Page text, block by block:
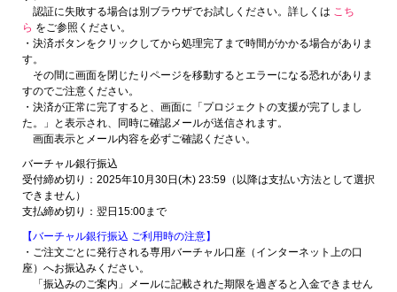
認証に失敗する場合は別ブラウザでお試しください。詳しくは こち
ら をご参照ください。
・決済ボタンをクリックしてから処理完了まで時間がかかる場合がありま
す。
その間に画面を閉じたりページを移動するとエラーになる恐れがありま
すのでご注意ください。
・決済が正常に完了すると、画面に「プロジェクトの支援が完了しまし
た。」と表示され、同時に確認メールが送信されます。
画面表示とメール内容を必ずご確認ください。
バーチャル銀行振込
受付締め切り：2025年10月30日(木) 23:59（以降は支払い方法として選択
できません）
支払締め切り：翌日15:00まで
【バーチャル銀行振込 ご利用時の注意】
・ご注文ごとに発行される専用バーチャル口座（インターネット上の口
座）へお振込みください。
「振込みのご案内」メールに記載された期限を過ぎると入金できません